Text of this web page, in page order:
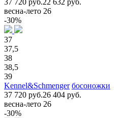
весна-лето 26
-30%
37
37,5
38
38,5
39
Kennel&Schmenger босоножки
37 720 руб.26 404 руб.
весна-лето 26
-30%